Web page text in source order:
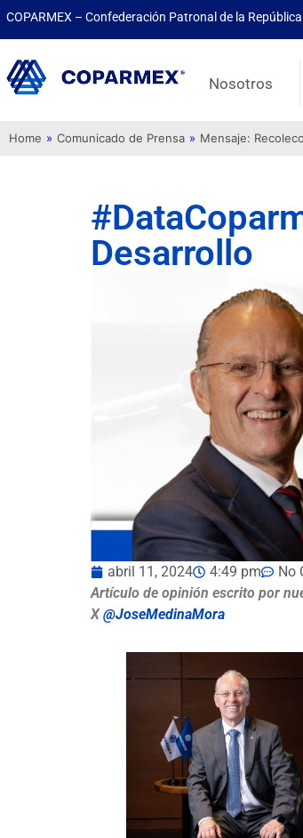
COPARMEX – Confederación Patronal de la
Nosotros
Home » Comunicado de Prensa » Mensaje:
Desarrollo
abril 11, 2024 4:49 pm
No
Artículo de opinión escrito por
X@JoseMedinaMora